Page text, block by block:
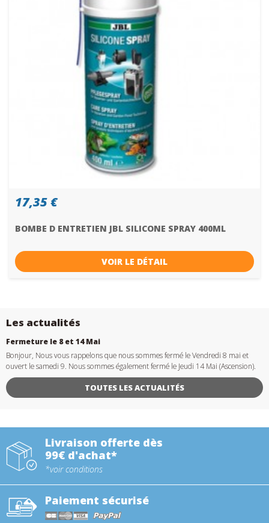
17,35 €
BOMBE D ENTRETIEN JBL SILICONE SPRAY 400ML
VOIR LE DÉTAIL
Les actualités
Fermeture le 8 et 14 Mai
Bonjour, Nous vous rappelons que nous sommes fermé le Vendredi 8 mai et
ouvert le samedi 9. Nous sommes également fermé le Jeudi 14 Mai (Ascension).
TOUTES LES ACTUALITÉS
Livraison offerte dès
99€ d'achat*
*voir conditions
Paiement sécurisé